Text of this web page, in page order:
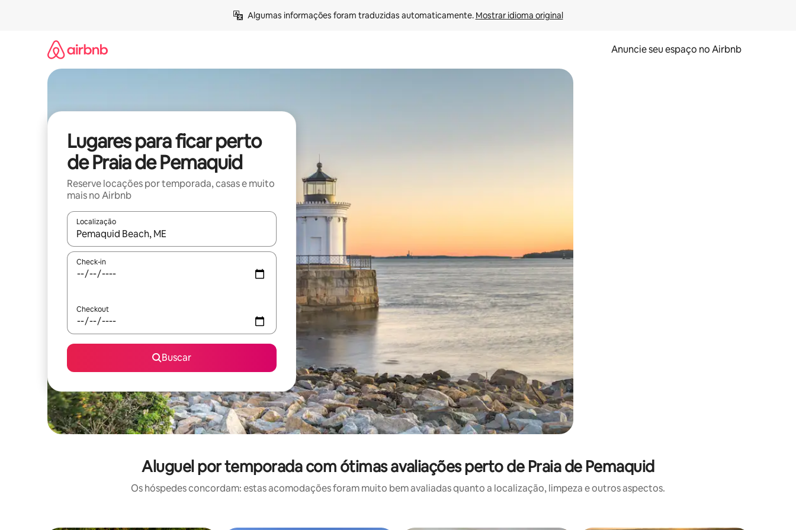
Algumas informações foram traduzidas automaticamente. Mostrar idioma original
Anuncie seu espaço no Airbnb
Lugares para ficar perto
de Praia de Pemaquid
Reserve locações por temporada, casas e muito
mais no Airbnb
Localização
Quando os resultados estiverem disponíveis, explore-os usando as seta para cima e para baixo do teclado ou tocando e deslizando o dedo na tela.
Check-in
Checkout
Buscar
Aluguel por temporada com ótimas avaliações perto de Praia de Pemaquid
Os hóspedes concordam: estas acomodações foram muito bem avaliadas quanto a localização, limpeza e outros aspectos.